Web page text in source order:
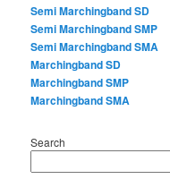
Semi Marchingband SD
Semi Marchingband SMP
Semi Marchingband SMA
Marchingband SD
Marchingband SMP
Marchingband SMA
Search